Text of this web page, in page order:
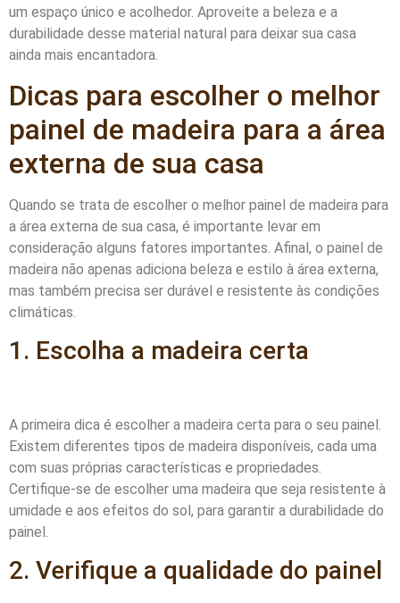
um espaço único e acolhedor. Aproveite a beleza e a
durabilidade desse material natural para deixar sua casa
ainda mais encantadora.
Dicas para escolher o melhor
painel de madeira para a área
externa de sua casa
Quando se trata de escolher o melhor painel de madeira para
a área externa de sua casa, é importante levar em
consideração alguns fatores importantes. Afinal, o painel de
madeira não apenas adiciona beleza e estilo à área externa,
mas também precisa ser durável e resistente às condições
climáticas.
1. Escolha a madeira certa
A primeira dica é escolher a madeira certa para o seu painel.
Existem diferentes tipos de madeira disponíveis, cada uma
com suas próprias características e propriedades.
Certifique-se de escolher uma madeira que seja resistente à
umidade e aos efeitos do sol, para garantir a durabilidade do
painel.
2. Verifique a qualidade do painel